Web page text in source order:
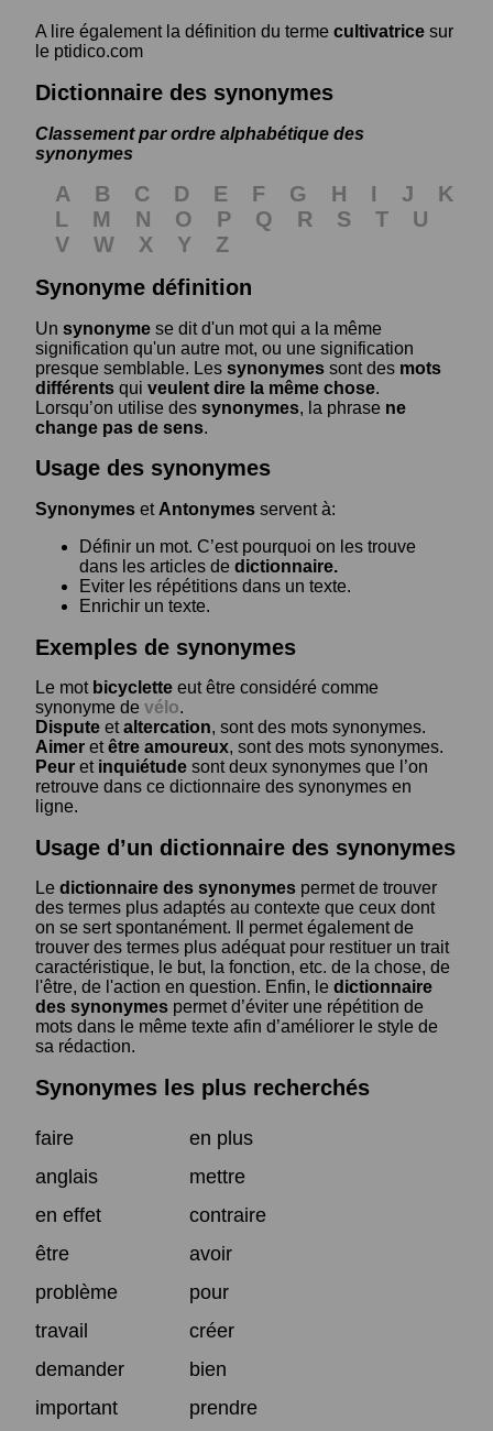
A lire également la définition du terme cultivatrice sur
le ptidico.com
Dictionnaire des synonymes
Classement par ordre alphabétique des
synonymes
A B C D E F G H I J
K
L
M N O P Q R S T
U
V
W X Y
Z
Synonyme définition
Un synonyme se dit d'un mot qui a la même
signification qu'un autre mot, ou une signification
presque semblable. Les synonymes sont des mots
différents qui veulent dire la même chose.
Lorsqu’on utilise des synonymes, la phrase ne
change pas de sens.
Usage des synonymes
Synonymes et Antonymes servent à:
Définir un mot. C’est pourquoi on les trouve
dans les articles de dictionnaire.
Eviter les répétitions dans un texte.
Enrichir un texte.
Exemples de synonymes
Le mot bicyclette eut être considéré comme
synonyme de vélo.
Dispute etaltercation, sont des mots synonymes.
Aimer etêtre amoureux, sont des mots synonymes.
Peur et inquiétude sont deux synonymes que l’on
retrouve dans ce dictionnaire des synonymes en
ligne.
Usage d’un dictionnaire des synonymes
Le dictionnaire des synonymes permet de trouver
des termes plus adaptés au contexte que ceux dont
on se sert spontanément. Il permet également de
trouver des termes plus adéquat pour restituer un trait
caractéristique, le but, la fonction, etc. de la chose, de
l'être, de l'action en question. Enfin, le dictionnaire
des synonymes permet d’éviter une répétition de
mots dans le même texte afin d’améliorer le style de
sa rédaction.
Synonymes les plus recherchés
faire
en plus
anglais
mettre
en effet
contraire
être
avoir
problème
pour
travail
créer
demander
bien
important
prendre